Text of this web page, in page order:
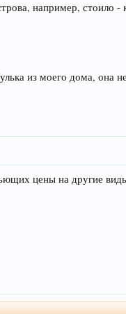
например, стоило
из моего дома, она
цены на другие